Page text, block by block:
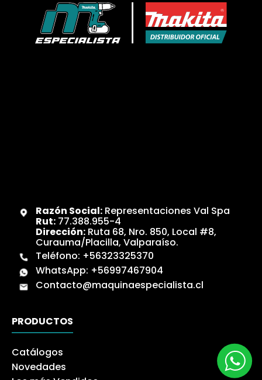
Razón Social:Representaciones Val Spa
Rut:77.388.955-4
Dirección:Ruta 68, Nro. 850, Local #8,
Curauma/Placilla, Valparaíso.
Teléfono: +56323325370
WhatsApp: +56997467904
Contacto@maquinaespecialista.cl
PRODUCTOS
Catálogos
Novedades